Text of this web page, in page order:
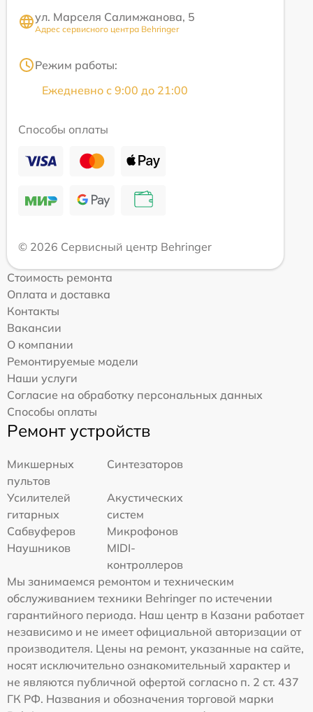
ул. Марселя Салимжанова, 5
Адрес сервисного центра Behringer
Режим работы:
Ежедневно с 9:00 до 21:00
Способы оплаты
© 2026 Сервисный центр Behringer
Стоимость ремонта
Оплата и доставка
Контакты
Вакансии
О компании
Ремонтируемые модели
Наши услуги
Согласие на обработку персональных данных
Способы оплаты
Ремонт устройств
Микшерных
пультов
Синтезаторов
Усилителей
гитарных
Акустических
систем
Сабвуферов
Микрофонов
Наушников
MIDI-
контроллеров
Мы занимаемся ремонтом и техническим
обслуживанием техники Behringer по истечении
гарантийного периода. Наш центр в Казани работает
независимо и не имеет официальной авторизации от
производителя. Цены на ремонт, указанные на сайте,
носят исключительно ознакомительный характер и
не являются публичной офертой согласно п. 2 ст. 437
ГК РФ. Названия и обозначения торговой марки